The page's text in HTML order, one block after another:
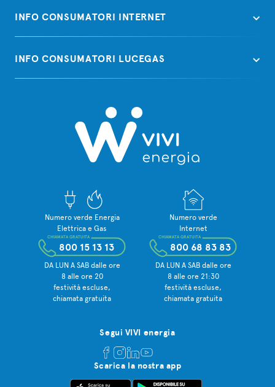
INFO CONSUMATORI INTERNET
INFO CONSUMATORI LUCEGAS
Numero verde Energia
Elettrica e Gas
800 15 13 13
CHIAMATA GRATUITA
DA LUN A SAB dalle ore
8 alle ore 20
festività escluse,
chiamata gratuita
Numero verde
Internet
800 68 83 83
CHIAMATA GRATUITA
DA LUN A SAB dalle ore
8 alle ore 21:30
festività escluse,
chiamata gratuita
Segui VIVI energia
Scarica la nostra app